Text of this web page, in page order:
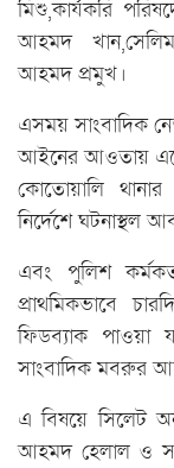
মিশু,কার্যকরি
আহমদ
আহমদ প্রমুখ।
এসময় সাংবাদিক
আইনের আওতায় এনে
কোতোয়ালি
নির্দেশে ঘটনাস্থল
এবং পুলিশ
প্রাথমিকভাবে
ফিডব্যাক পাওয়া
সাংবাদিক মবরুর
এ বিষয়ে সিলেট
আহমদ হেলাল ও